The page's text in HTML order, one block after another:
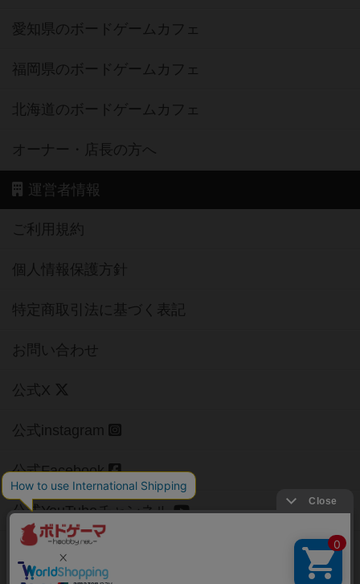
愛知県のボードゲームカフェ
福岡県のボードゲームカフェ
北海道のボードゲームカフェ
オーナー・店長の方へ
運営者情報
ご利用規約
個人情報保護方針
特定商取引法に基づく表記
お問い合わせ
公式X
公式instagram
公式Facebook
公式YouTubeチャンネル